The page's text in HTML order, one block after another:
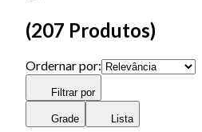
(207 Produtos)
Ordernar por:
Filtrar por
Grade Lista